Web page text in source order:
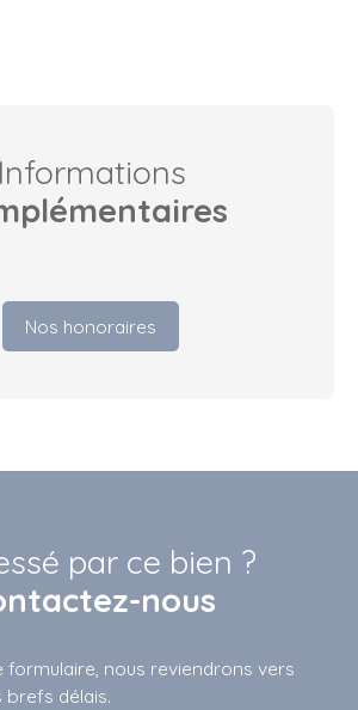
Informations
Nos honoraires
par ce bien ?
nous
formulaire, nous reviendrons vers
brefs délais.